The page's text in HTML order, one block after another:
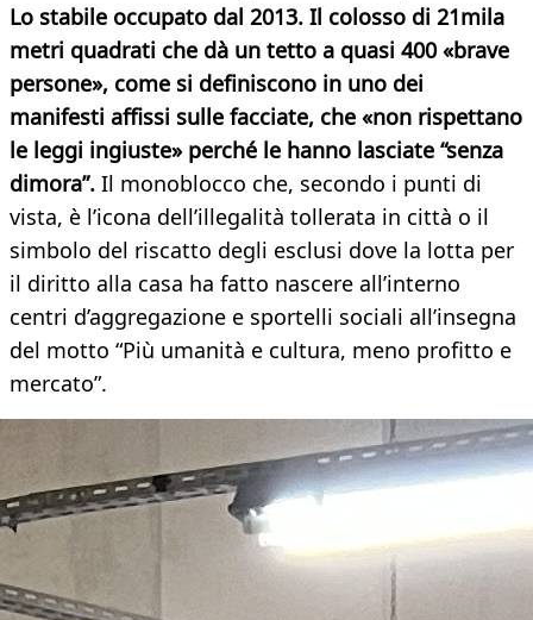
Lo stabile occupato dal 2013. Il colosso di 21mila
metri quadrati che dà un tetto a quasi 400 «brave
persone», come si definiscono in uno dei
manifesti affissi sulle facciate, che «non rispettano
le leggi ingiuste» perché le hanno lasciate “senza
dimora”. Il monoblocco che, secondo i punti di
vista, è l’icona dell’illegalità tollerata in città o il
simbolo del riscatto degli esclusi dove la lotta per
il diritto alla casa ha fatto nascere all’interno
centri d’aggregazione e sportelli sociali all’insegna
del motto “Più umanità e cultura, meno profitto e
mercato”.